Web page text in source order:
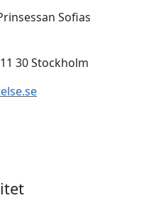
Sofias
30 Stockholm